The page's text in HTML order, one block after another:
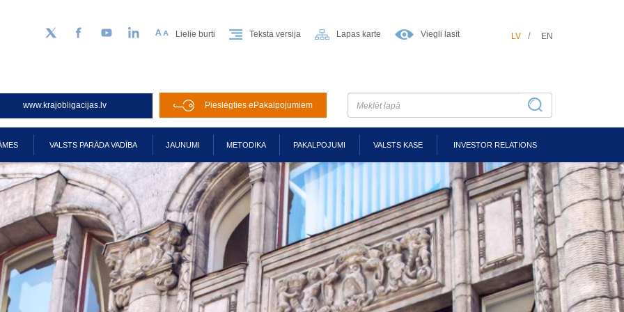
Sekojiet mums Twitter
FacebookYouTubeLinkedIn Lielie burti Teksta versija Lapas karte Viegli lasīt LV EN
www.krajobligacijas.lv Pieslēgties ePakalpojumiem
VALSTS PARĀDA VADĪBA JAUNUMI METODIKA PAKALPOJUMI VALSTS KASE INVESTOR RELATIONS